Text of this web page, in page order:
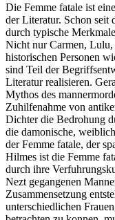
Die Femme fatale ist
der Literatur. Schon seit
durch typische
Nicht nur Carmen, Lulu,
historischen Personen
sind Teil der
Literatur realisieren.
Mythos des
Zuhilfenahme von
Dichter die Bedrohung
die damonische,
der Femme fatale, der
Hilmes ist die Femme
durch ihre
Nezt gegangenen
Zusammensetzung
unterschiedlichen